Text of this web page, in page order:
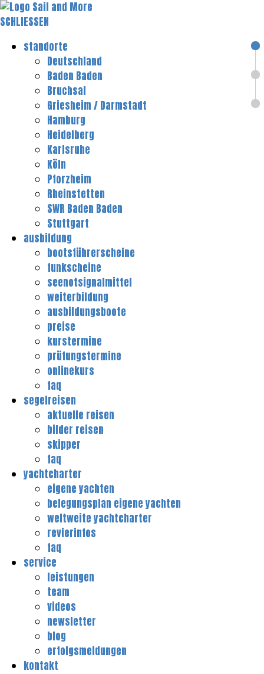
SCHLIESSEN
standorte
Deutschland
Baden Baden
Bruchsal
Griesheim / Darmstadt
Hamburg
Heidelberg
Karlsruhe
Köln
Pforzheim
Rheinstetten
SWR Baden Baden
Stuttgart
ausbildung
bootsführerscheine
funkscheine
seenotsignalmittel
weiterbildung
ausbildungsboote
preise
kurstermine
prüfungstermine
onlinekurs
faq
segelreisen
aktuelle reisen
bilder reisen
skipper
faq
yachtcharter
eigene yachten
belegungsplan eigene yachten
weltweite yachtcharter
revierinfos
faq
service
leistungen
team
videos
newsletter
blog
erfolgsmeldungen
kontakt